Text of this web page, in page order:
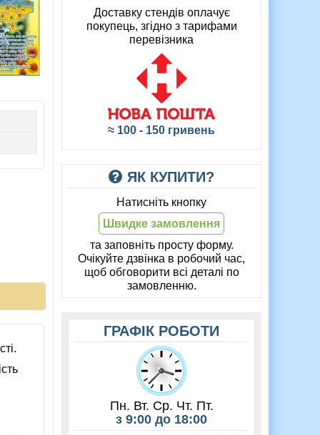
Доставку стендів оплачує
покупець, згідно з тарифами
перевізника
≈ 100 - 150 гривень
ЯК КУПИТИ?
Натисніть кнопку
Швидке замовлення
та заповніть просту форму.
Очікуйте дзвінка в робочий час,
щоб обговорити всі деталі по
замовленню.
ГРАФІК РОБОТИ
Пн. Вт. Ср. Чт. Пт.
з 9:00 до 18:00